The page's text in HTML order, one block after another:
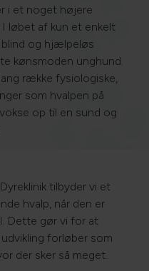
i et noget højere
løbet af kun et enkelt
blind og hjælpeløs
kønsmoden unghund.
række fysiologiske,
som hvalpen på
op til en sund og
tilbyder vi et
hvalp, når den er
Dette gør vi for at
forløber som
der sker så meget.